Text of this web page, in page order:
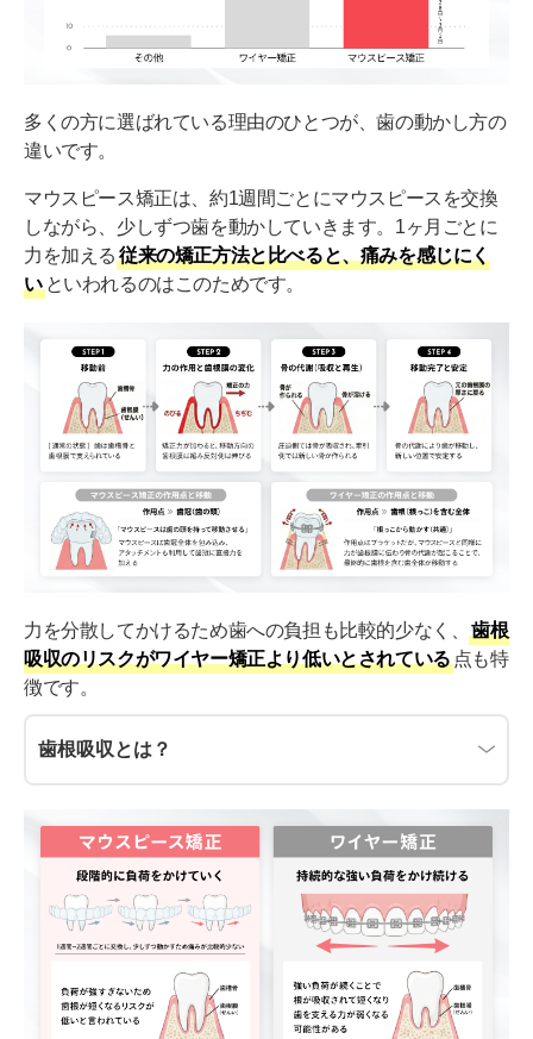
多くの方に選ばれている理由のひとつが、歯の動かし方の
違いです。
マウスピース矯正は、約1週間ごとにマウスピースを交換
しながら、少しずつ歯を動かしていきます。1ヶ月ごとに
力を加える 従来の矯正方法と比べると、痛みを感じにく
い といわれるのはこのためです。
力を分散してかけるため歯への負担も比較的少なく、
歯根
吸収のリスクがワイヤー矯正より低いとされている 点も特
徴です。
歯根吸収とは？